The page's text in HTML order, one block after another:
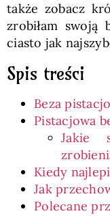
także zobacz
zrobiłam
ciasto jak
Spis treści
Beza
Pistacjowa
Jakie
Kiedy
Jak
Polecane